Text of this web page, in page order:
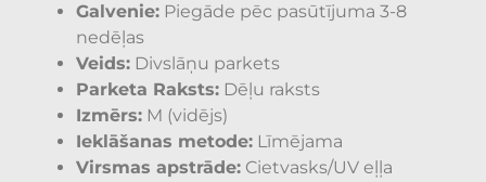
Galvenie: Piegāde pēc pasūtījuma 3-8
nedēļas
Veids: Divslāņu parkets
Parketa Raksts: Dēļu raksts
Izmērs: M (vidējs)
Ieklāšanas metode: Līmējama
Virsmas apstrāde: Cietvasks/UV eļļa